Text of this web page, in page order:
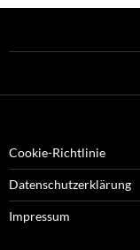
Cookie-Richtlinie
Datenschutzerklärung
Impressum